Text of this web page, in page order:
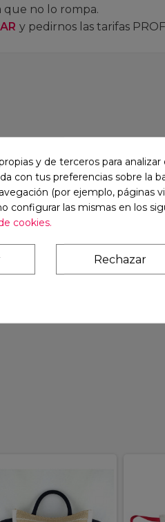
que no lo rompa.
y pedirnos las tarifas
y de terceros para
con tus preferencias sobre la
(por ejemplo, páginas
configurar las mismas en los
cookies.
Rechazar